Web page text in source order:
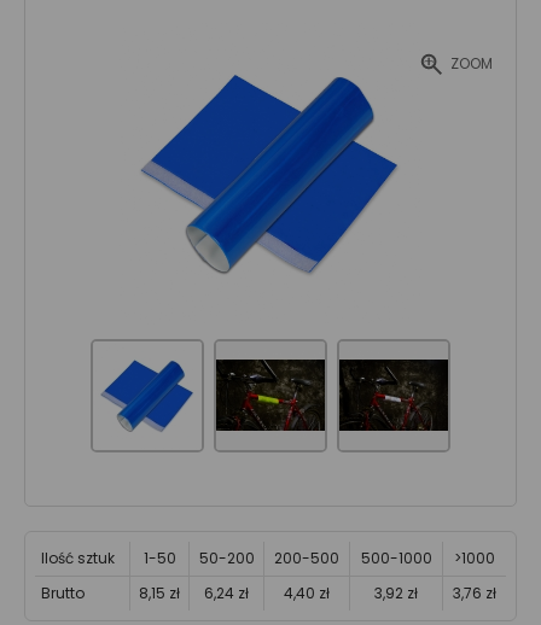
ZOOM
Ilość sztuk 1-50 50-200 200-500 500-1000
>1000
Brutto
8,15 zł 6,24 zł 4,40 zł 3,92 zł 3,76 zł